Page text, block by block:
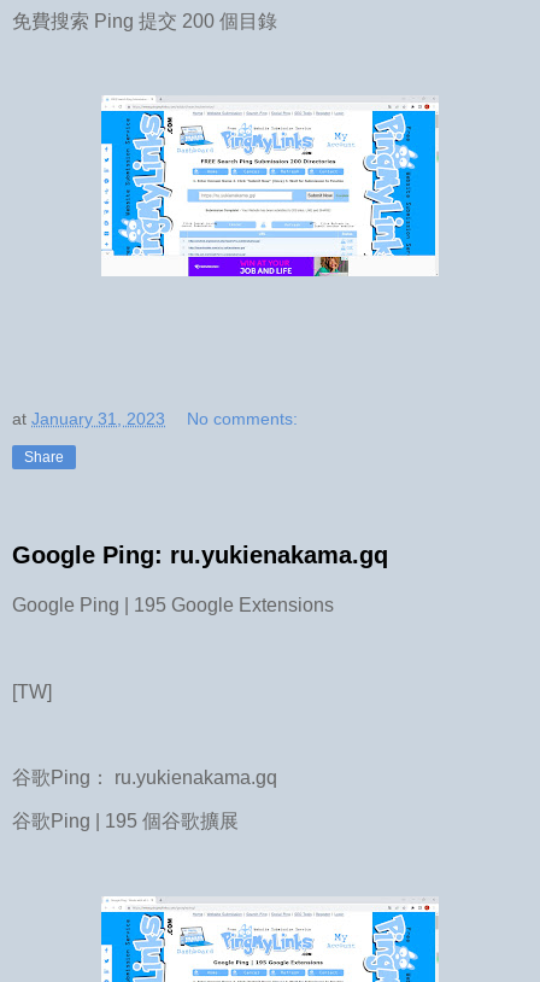
免費搜索 Ping 提交 200 個目錄
at January 31, 2023 No comments:
Share
Google Ping: ru.yukienakama.gq
Google Ping | 195 Google Extensions
[TW]
谷歌Ping： ru.yukienakama.gq
谷歌Ping | 195 個谷歌擴展